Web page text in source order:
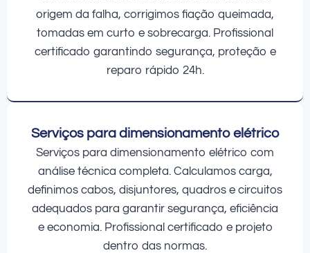
origem da falha, corrigimos fiação queimada,
tomadas em curto e sobrecarga. Profissional
certificado garantindo segurança, proteção e
reparo rápido 24h.
Serviços para dimensionamento elétrico
Serviços para dimensionamento elétrico com
análise técnica completa. Calculamos carga,
definimos cabos, disjuntores, quadros e circuitos
adequados para garantir segurança, eficiência
e economia. Profissional certificado e projeto
dentro das normas.